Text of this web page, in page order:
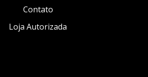
Contato
Loja Autorizada